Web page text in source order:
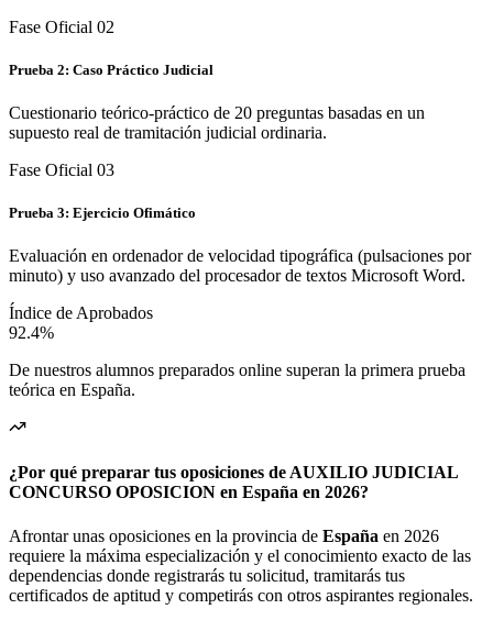
Fase Oficial 02
Prueba 2: Caso Práctico Judicial
Cuestionario teórico-práctico de 20 preguntas basadas en un
supuesto real de tramitación judicial ordinaria.
Fase Oficial 03
Prueba 3: Ejercicio Ofimático
Evaluación en ordenador de velocidad tipográfica (pulsaciones por
minuto) y uso avanzado del procesador de textos Microsoft Word.
Índice de Aprobados
92.4%
De nuestros alumnos preparados online superan la primera prueba
teórica en España.
¿Por qué preparar tus oposiciones de AUXILIO JUDICIAL
CONCURSO OPOSICION en España en 2026?
Afrontar unas oposiciones en la provincia de España en 2026
requiere la máxima especialización y el conocimiento exacto de las
dependencias donde registrarás tu solicitud, tramitarás tus
certificados de aptitud y competirás con otros aspirantes regionales.